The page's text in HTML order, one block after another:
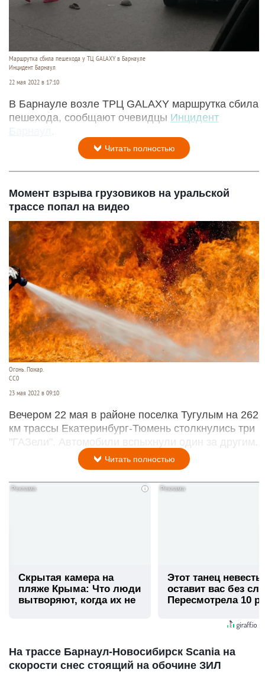
Маршрутка сбила пешехода у ТЦ GALAXY в Барнауле
Инцидент Барнаул
22 мая 2022 в 17:10
В Барнауле возле ТРЦ GALAXY маршрутка сбила
пешехода, сообщают очевидцы Инцидент
Барнаул
Читать полностью
Момент взрыва грузовиков на уральской
трассе попал на видео
Огонь. Пожар.
CC0
23 мая 2022 в 09:10
Вечером 22 мая в районе поселка Тугулым на 262
км трассы Екатеринбург-Тюмень столкнулись три
"ГАЗели". Автомобили вспыхнули один за другим.
Читать полностью
i
Скрытая камера на
пляже Крыма: Что люди
вытворяют, когда их не
Этот танец невесты
оставит вас без
Пересмотрела 10
На трассе Барнаул-Новосибирск Scania на
скорости снес стоящий на обочине ЗИЛ